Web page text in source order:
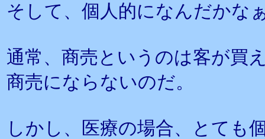
そして、個人的になんだかな
通常、商売というのは客が買
商売にならないのだ。
しかし、医療の場合、とても